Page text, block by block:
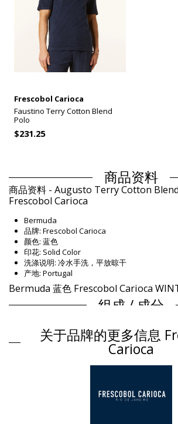
Frescobol Carioca
Faustino Terry Cotton Blend
Polo
$231.25
商品资料
商品资料 - Augusto Terry Cotton
Frescobol Carioca
Bermuda
品牌: Frescobol Carioca
颜色: 蓝色
印花: Solid Color
洗涤说明: 冷水手洗，平放晾干
产地: Portugal
Bermuda 蓝色 Frescobol Carioca
组成 / 成分
衬里: 87% Polyamide, 13% Lastol
产品信息
部门: 男装, Bermuda
关于品牌的更多信息
Carioca